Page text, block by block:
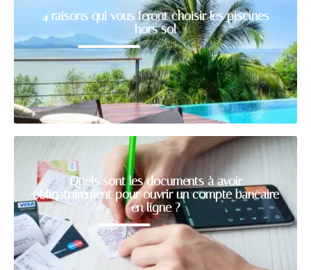
4 raisons qui vous feront choisir les piscines
hors sol
Quels sont les documents à avoir
obligatoirement pour ouvrir un compte bancaire
en ligne ?